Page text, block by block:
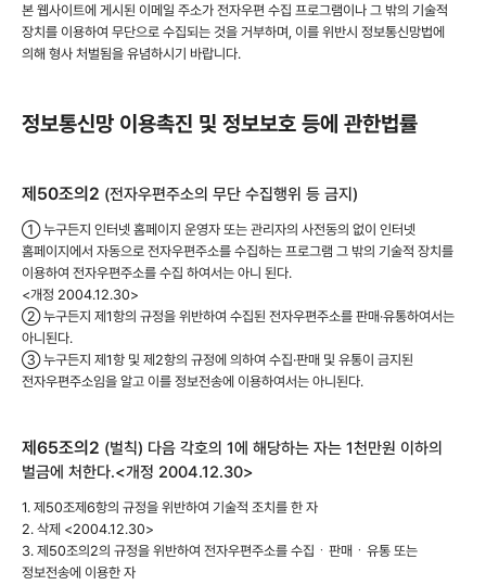
본 웹사이트에 게시된 이메일 주소가 전자우편 수집 프로그램이나 그 밖의 기술적
장치를 이용하여 무단으로 수집되는 것을 거부하며, 이를 위반시 정보통신망법에
의해 형사 처벌됨을 유념하시기 바랍니다.
정보통신망 이용촉진 및 정보보호 등에 관한법률
제50조의2 (전자우편주소의 무단 수집행위 등 금지)
① 누구든지 인터넷 홈페이지 운영자 또는 관리자의 사전동의 없이 인터넷
홈페이지에서 자동으로 전자우편주소를 수집하는 프로그램 그 밖의 기술적 장치를
이용하여 전자우편주소를 수집 하여서는 아니 된다.
<개정 2004.12.30>
② 누구든지 제1항의 규정을 위반하여 수집된 전자우편주소를 판매·유통하여서는
아니된다.
③ 누구든지 제1항 및 제2항의 규정에 의하여 수집·판매 및 유통이 금지된
전자우편주소임을 알고 이를 정보전송에 이용하여서는 아니된다.
제65조의2 (벌칙) 다음 각호의 1에 해당하는 자는 1천만원 이하의
벌금에 처한다.<개정 2004.12.30>
1. 제50조제6항의 규정을 위반하여 기술적 조치를 한 자
2. 삭제 <2004.12.30>
3. 제50조의2의 규정을 위반하여 전자우편주소를 수집ㆍ판매ㆍ유통 또는
정보전송에 이용한 자